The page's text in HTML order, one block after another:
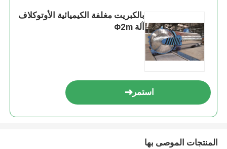
بالكبريت مغلفة الكيميائية الأوتوكلاف
آلة Φ2m
استمر
المنتجات الموصى بها